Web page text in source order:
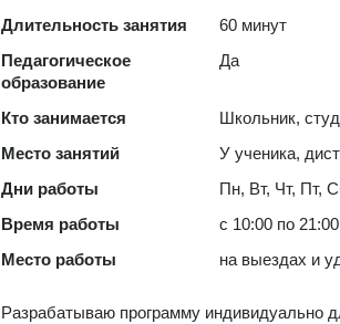
Длительность занятия
60 минут
Педагогическое
образование
Да
Кто занимается
Школьник,
Место занятий
У ученика,
Дни работы
Пн, Вт, Чт, Пт,
Время работы
с 10:00 по 21:00
Место работы
на выездах и
Разрабатываю программу индивидуально